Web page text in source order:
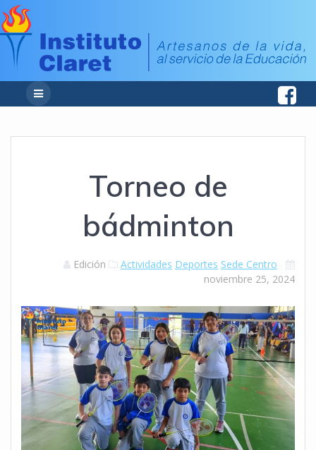
Torneo de
bádminton
Edición Actividades Deportes Sede Centro
noviembre 25, 2024